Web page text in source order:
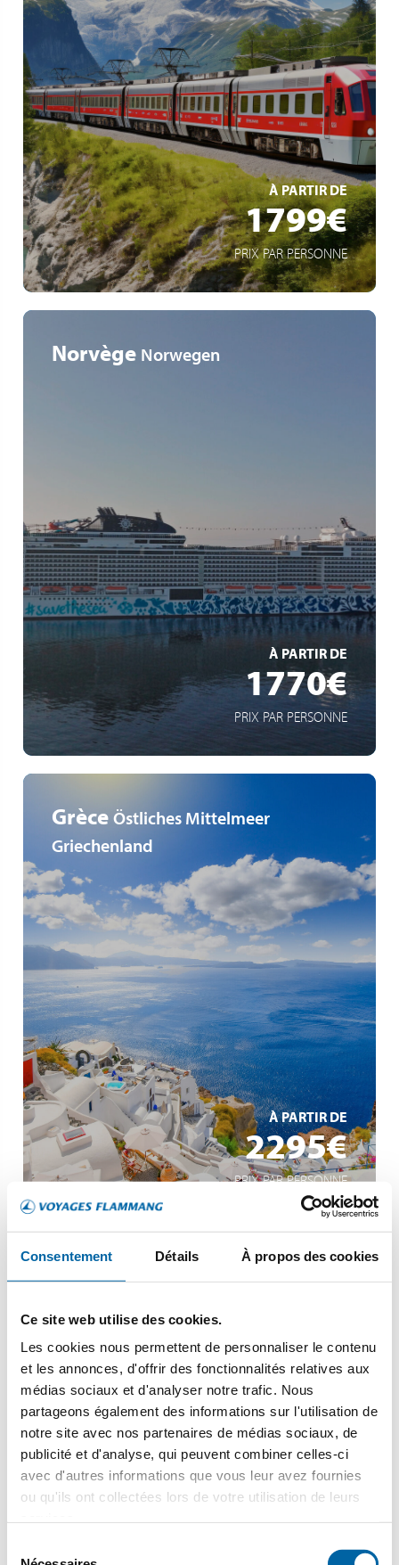
Consentement Détails À propos des cookies
Ce site web utilise des cookies.
Les cookies nous permettent de personnaliser le contenu
et les annonces, d'offrir des fonctionnalités relatives aux
médias sociaux et d'analyser notre trafic. Nous
partageons également des informations sur l'utilisation de
notre site avec nos partenaires de médias sociaux, de
publicité et d'analyse, qui peuvent combiner celles-ci
avec d'autres informations que vous leur avez fournies
ou qu'ils ont collectées lors de votre utilisation de leurs
À PARTIR DE
1799€
PRIX PAR PERSONNE
Voyage à bord du “ Glacier Express ”
L’île Mainau, véritable paradis des fleurs et des plantes
Croisière époustouflante au cœur de la Suisse
EN SAVOIR +
Norvège Norwegen
À PARTIR DE
1770€
PRIX PAR PERSONNE
Les impressionnants paysages des fjords de Geiranger
et Flåm
Cascades majestueuses, paysages montagneux
grandioses
Croisière à la pointe de la modernité
EN SAVOIR +
Grèce Östliches Mittelmeer
Griechenland
À PARTIR DE
2295€
PRIX PAR PERSONNE
Nouveau espace Yacht Club à bord
Vols directs à partir du Luxembourg
Forfait boissons "EASY" inclus
EN SAVOIR +
Turquie Östliches Mittelmeer Türkei
Un décor de rêve sous les voiles blanches
Une ambiance intimiste
Une immersion au cœur de la Riviera turque